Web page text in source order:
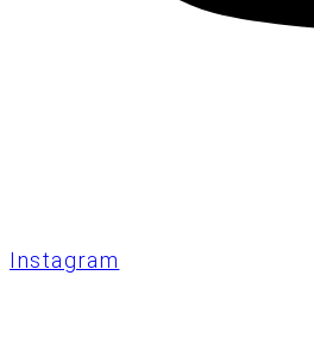
Instagram